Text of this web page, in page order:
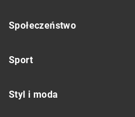
Społeczeństwo
Sport
Styl i moda